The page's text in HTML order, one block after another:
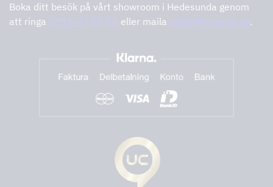
Boka ditt besök på vårt showroom i Hedesunda genom
att ringa 0291-47 77 74 eller maila order@tovenco.se.